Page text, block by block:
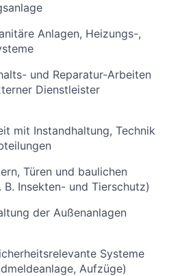
Anlagen, Heizungs-,
und Reparatur-Arbeiten
Dienstleister
mit Instandhaltung, Technik
Türen und baulichen
B. Insekten- und Tierschutz)
der Außenanlagen
Systeme
Aufzüge)